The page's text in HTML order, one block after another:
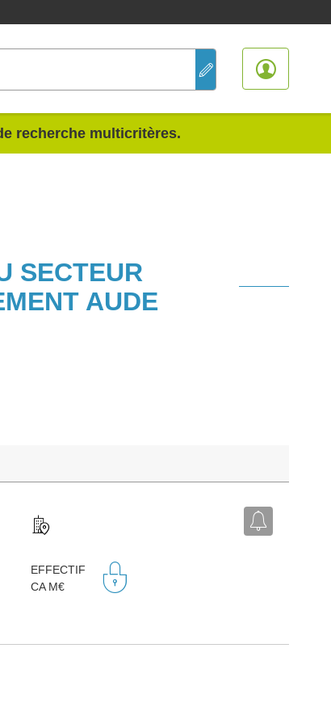
recherche multicritères.
SECTEUR
AUDE
EFFECTIF
CA M€